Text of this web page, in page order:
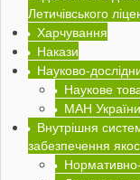
Летичівського
Харчування
Накази
Науково-
Наукове
МАН України
Внутрішня
забезпечення